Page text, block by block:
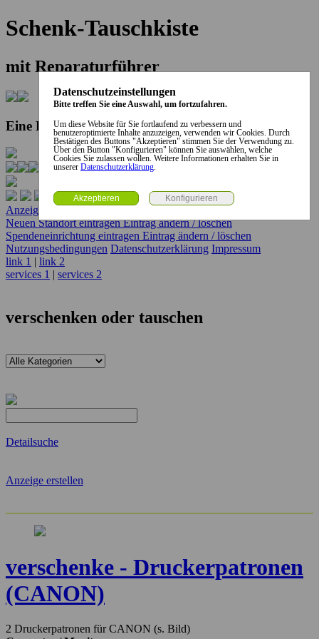
Schenk-Tauschkiste
mit Reparaturführer
Eine Kooperation der Stadt und des Landkreises...
Anzeige erstellen
Neuen Standort eintragenEintrag ändern / löschen
Spendeneinrichtung eintragen Eintrag ändern / löschen
Nutzungsbedingungen Datenschutzerklärung Impressum
link 1 | link 2
services 1 | services 2
verschenken oder tauschen
Detailsuche
Anzeige erstellen
verschenke - Druckerpatronen
(CANON)
2 Druckerpatronen für CANON (s. Bild)
Datenschutzeinstellungen
Bitte treffen Sie eine Auswahl, um fortzufahren.
Um diese Website für Sie fortlaufend zu verbessern und
benutzeroptimierte Inhalte anzuzeigen, verwenden wir Cookies. Durch
Bestätigen des Buttons "Akzeptieren" stimmen Sie der Verwendung zu.
Über den Button "Konfigurieren" können Sie auswählen, welche
Cookies Sie zulassen wollen. Weitere Informationen erhalten Sie in
unserer Datenschutzerklärung.